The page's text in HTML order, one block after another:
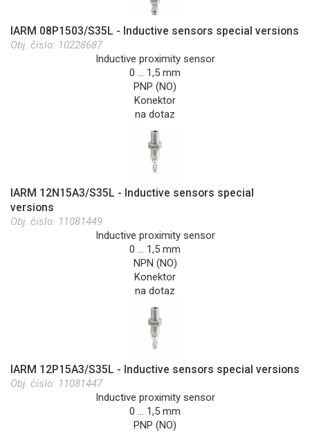
IARM 08P1503/S35L - Inductive sensors special versions
Obj. číslo: 10228687
Inductive proximity sensor
0 … 1,5 mm
PNP (NO)
Konektor
na dotaz
IARM 12N15A3/S35L - Inductive sensors special
versions
Obj. číslo: 11081449
Inductive proximity sensor
0 … 1,5 mm
NPN (NO)
Konektor
na dotaz
IARM 12P15A3/S35L - Inductive sensors special versions
Obj. číslo: 11081447
Inductive proximity sensor
0 … 1,5 mm
PNP (NO)